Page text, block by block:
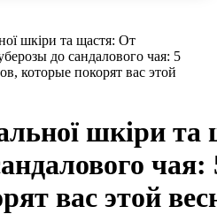
шкіри та щастя: От
до сандалового чая: 5
которые покорят вас этой
шкіри
вас этой